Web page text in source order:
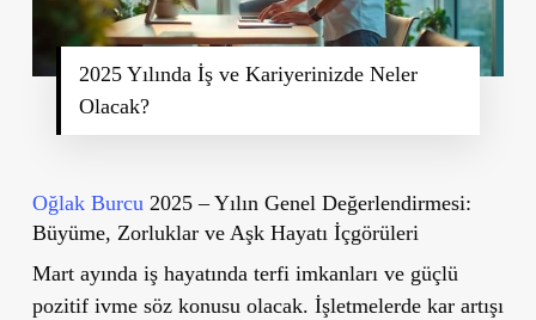
2025 Yılında İş ve Kariyerinizde Neler
Olacak?
Oğlak Burcu 2025 – Yılın Genel Değerlendirmesi:
Büyüme, Zorluklar ve Aşk Hayatı İçgörüleri
Mart ayında iş hayatında terfi imkanları ve güçlü
pozitif ivme söz konusu olacak. İşletmelerde kar artışı